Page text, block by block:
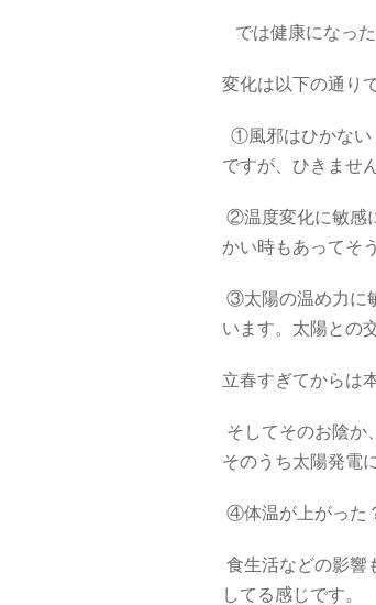
では健康になっ
変化は以下の通り
①風邪はひかない
ですが、ひきません
②温度変化に敏感
かい時もあってそ
③太陽の温め力に
います。太陽との
立春すぎてからは
そしてそのお陰か
そのうち太陽発電
④体温が上がった
食生活などの影響
してる感じです。